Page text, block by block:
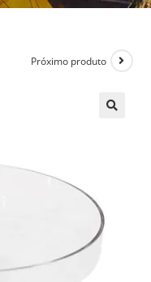
Próximo produto